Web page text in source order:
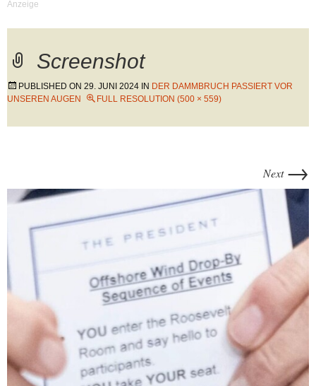
Screenshot
PUBLISHED ON 29. JUNI 2024 IN DER DAMMBRUCH PASSIERT VOR
UNSEREN AUGEN
FULL RESOLUTION (500 × 559)
Next →